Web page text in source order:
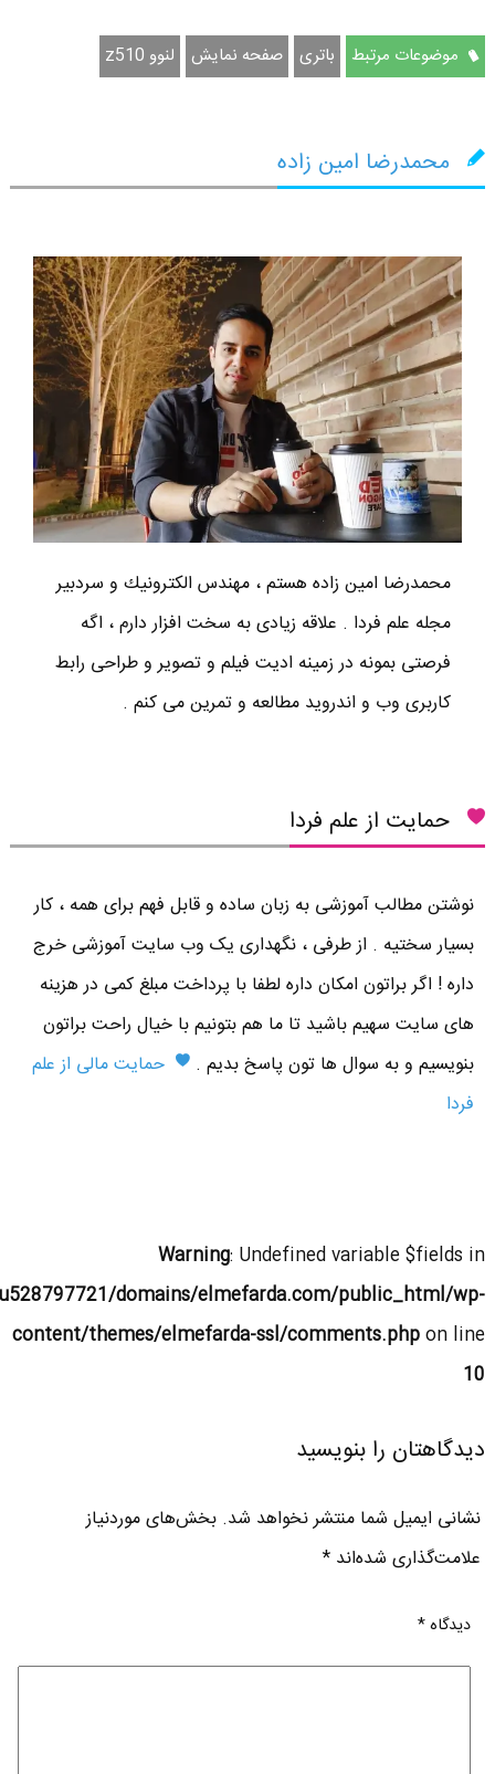
موضوعات مرتبط باتری صفحه نمایش لنوو z510
محمدرضا امین زاده
محمدرضا امين زاده هستم ، مهندس الكترونيك و سردبير
مجله علم فردا . علاقه زیادی به سخت افزار دارم ، اگه
فرصتی بمونه در زمینه ادیت فیلم و تصویر و طراحی رابط
کاربری وب و اندروید مطالعه و تمرین می کنم .
حمایت از علم فردا
نوشتن مطالب آموزشی به زبان ساده و قابل فهم برای همه ، کار
بسیار سختیه . از طرفی ، نگهداری یک وب سایت آموزشی خرج
داره ! اگر براتون امکان داره لطفا با پرداخت مبلغ کمی در هزینه
های سایت سهیم باشید تا ما هم بتونیم با خیال راحت براتون
بنویسیم و به سوال ها تون پاسخ بدیم .
حمایت مالی از علم
فردا
Warning: Undefined variable $fields in
domains/elmefarda.com/public_html/wp-
content/themes/elmefarda-ssl/comments.phpon line
10
دیدگاهتان را بنویسید
نشانی ایمیل شما منتشر نخواهد شد. بخش‌های موردنیاز
علامت‌گذاری شده‌اند*
دیدگاه*